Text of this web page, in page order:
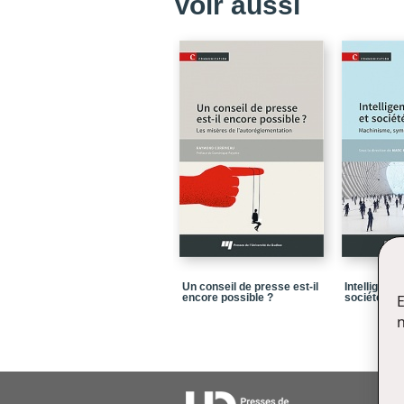
Un conseil de presse est-il
encore possible ?
société